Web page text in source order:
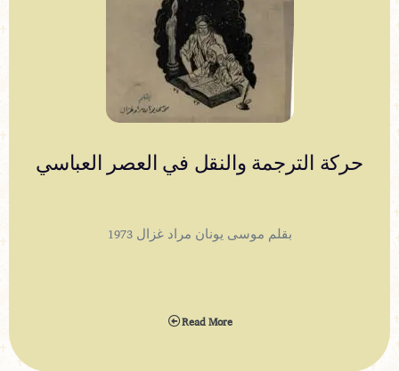
حركة الترجمة والنقل في العصر العباسي
بقلم موسى يونان مراد غزال 1973
Read More